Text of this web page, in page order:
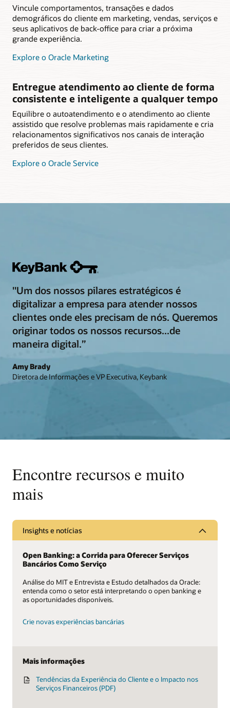
Vincule comportamentos, transações e dados
demográficos do cliente em marketing, vendas, serviços e
seus aplicativos de back-office para criar a próxima
grande experiência.
Explore o Oracle Marketing
Entregue atendimento ao cliente de forma
consistente e inteligente a qualquer tempo
Equilibre o autoatendimento e o atendimento ao cliente
assistido que resolve problemas mais rapidamente e cria
relacionamentos significativos nos canais de interação
preferidos de seus clientes.
Explore o Oracle Service
"Um dos nossos pilares estratégicos é
digitalizar a empresa para atender nossos
clientes onde eles precisam de nós. Queremos
originar todos os nossos recursos...de
maneira digital.”
Amy Brady
Diretora de Informações e VP Executiva, Keybank
Encontre recursos e muito
mais
Insights e notícias
Open Banking: a Corrida para Oferecer Serviços
Bancários Como Serviço
Análise do MIT e Entrevista e Estudo detalhados da Oracle:
entenda como o setor está interpretando o open banking e
as oportunidades disponíveis.
Crie novas experiências bancárias
Mais informações
Tendências da Experiência do Cliente e o Impacto nos
Serviços Financeiros (PDF)